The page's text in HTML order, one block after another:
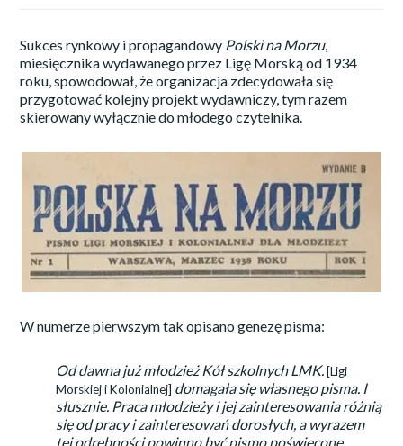
Sukces rynkowy i propagandowy Polski na Morzu,
miesięcznika wydawanego przez Ligę Morską od 1934
roku, spowodował, że organizacja zdecydowała się
przygotować kolejny projekt wydawniczy, tym razem
skierowany wyłącznie do młodego czytelnika.
W numerze pierwszym tak opisano genezę pisma:
Od dawna już młodzież Kół szkolnych LMK.[Ligi
Morskiej i Kolonialnej] domagała się własnego pisma. I
słusznie. Praca młodzieży i jej zainteresowania różnią
się od pracy i zainteresowań dorosłych, a wyrazem
tej odrębności powinno być pismo poświęcone